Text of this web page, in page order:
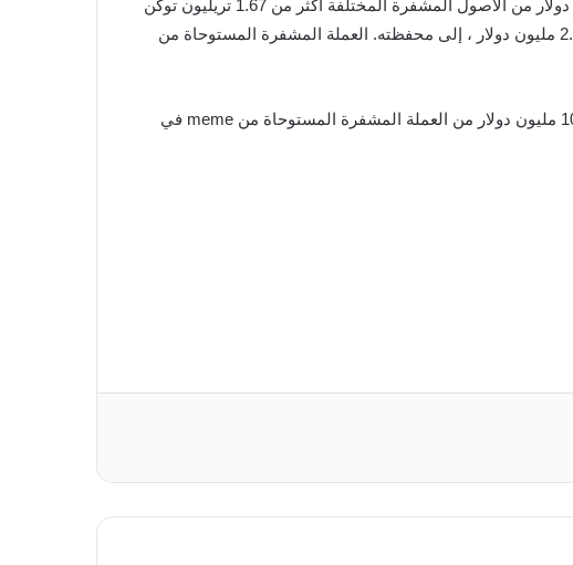
لقد تراكمت حيتان الإيثريوم بشكل ملحوظ SHIB خلال الأشهر القليلة الماضية. أضاف حوت واحد بأكثر من 800 مليون دولار من الأصول المشفرة المختلفة أكثر من 1.67 تريليون توكن
إلى محفظته ; في حين أضاف حوت آخر مع أصول بقيمة 300 مليون دولار 72 مليار توكن SHIB ; بقيمة تزيد قليلاً عن 2.5 مليون دولار ، إلى محفظته. العملة المشفرة المستوحاة من
إن حوتًا آخر معروفًا ، Gimli ، يراكم أيضًا شيب. أضاف Gimli SHIB في معاملات بقيمة ملايين الدولارات لتقترب من 100 مليون دولار من العملة المشفرة المستوحاة من meme في